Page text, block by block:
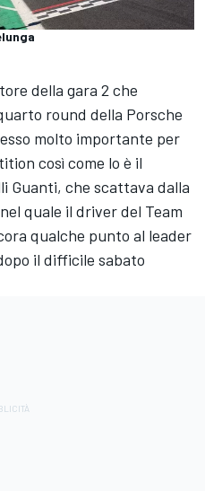
della gara 2 che
round della Porsche
molto importante per
così come lo è il
Guanti, che scattava dalla
quale il driver del Team
qualche punto al leader
il difficile sabato